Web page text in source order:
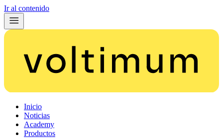
Ir al contenido
Inicio
Noticias
Academy
Productos